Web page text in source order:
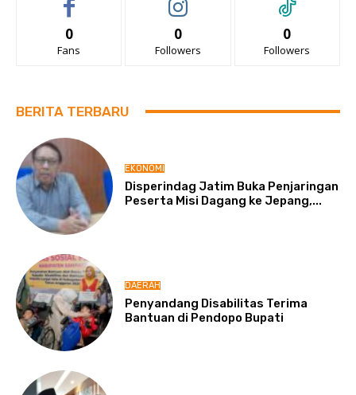
0
Fans
0
Followers
0
Followers
BERITA TERBARU
EKONOMI
Disperindag Jatim Buka Penjaringan
Peserta Misi Dagang ke Jepang,...
DAERAH
Penyandang Disabilitas Terima
Bantuan di Pendopo Bupati